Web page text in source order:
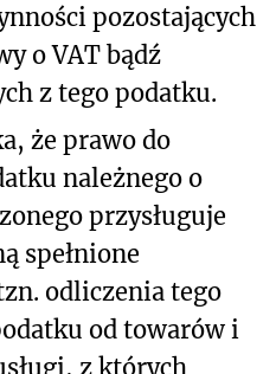
pozostających
o VAT bądź
z tego podatku.
że prawo do
należnego o
przysługuje
spełnione
odliczenia tego
od towarów i
z których